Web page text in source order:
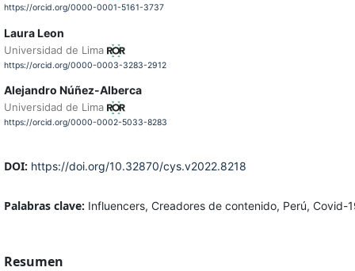
https://orcid.org/0000-0001-5161-3737
Laura Leon
Universidad de Lima
https://orcid.org/0000-0003-3283-2912
Alejandro Núñez-Alberca
Universidad de Lima
https://orcid.org/0000-0002-5033-8283
DOI: https://doi.org/10.32870/cys.v2022.8218
Palabras clave: Influencers, Creadores de contenido, Perú, Covid-
Resumen